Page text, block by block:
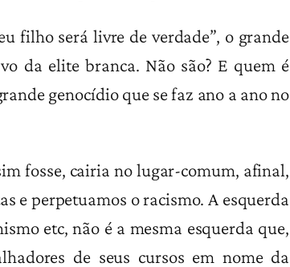
filho será livre de verdade”, o grande
da elite branca. Não são? E quem é
genocídio que se faz ano a ano no
fosse, cairia no lugar-comum, afinal,
e perpetuamos o racismo. A esquerda
etc, não é a mesma esquerda que,
de seus cursos em nome da